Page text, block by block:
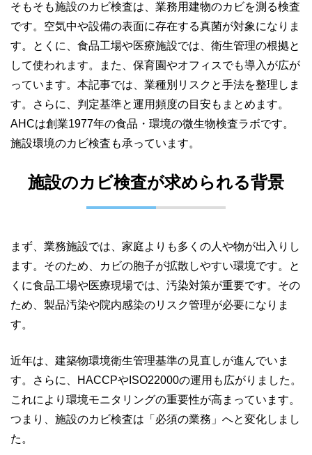
そもそも施設のカビ検査は、業務用建物のカビを測る検査
です。空気中や設備の表面に存在する真菌が対象になりま
す。とくに、食品工場や医療施設では、衛生管理の根拠と
して使われます。また、保育園やオフィスでも導入が広が
っています。本記事では、業種別リスクと手法を整理しま
す。さらに、判定基準と運用頻度の目安もまとめます。
AHCは創業1977年の食品・環境の微生物検査ラボです。
施設環境のカビ検査も承っています。
施設のカビ検査が求められる背景
まず、業務施設では、家庭よりも多くの人や物が出入りし
ます。そのため、カビの胞子が拡散しやすい環境です。と
くに食品工場や医療現場では、汚染対策が重要です。その
ため、製品汚染や院内感染のリスク管理が必要になりま
す。
近年は、建築物環境衛生管理基準の見直しが進んでいま
す。さらに、HACCPやISO22000の運用も広がりました。
これにより環境モニタリングの重要性が高まっています。
つまり、施設のカビ検査は「必須の業務」へと変化しまし
た。